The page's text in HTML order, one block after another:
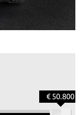
€ 50.800